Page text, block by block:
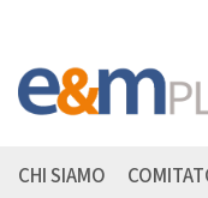
CHI SIAMO